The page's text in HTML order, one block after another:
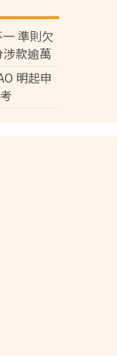
準則欠
款逾萬
明起申